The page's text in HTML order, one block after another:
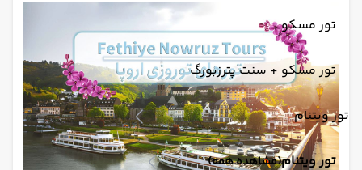
تور مسکو
تور مسکو + سنت پترزبورگ
تور ویتنام
تور ویتنام(مشاهده همه)